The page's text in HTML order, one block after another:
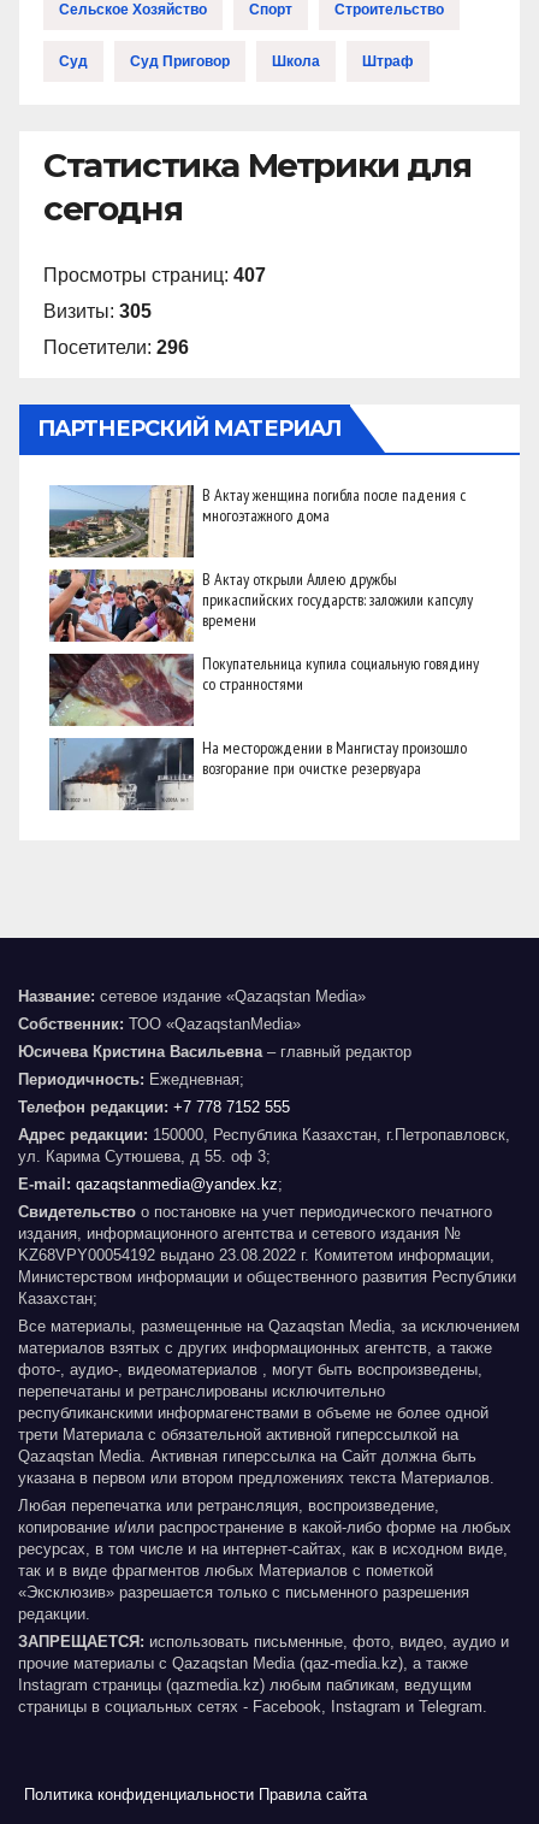
Сельское Хозяйство Спорт Строительство
Суд Суд Приговор Школа Штраф
Статистика Метрики для
сегодня
Просмотры страниц: 407
Визиты: 305
Посетители: 296
ПАРТНЕРСКИЙ МАТЕРИАЛ
В Актау женщина погибла после падения с
многоэтажного дома
В Актау открыли Аллею дружбы
прикаспийских государств: заложили капсулу
времени
Покупательница купила социальную говядину
со странностями
На месторождении в Мангистау произошло
возгорание при очистке резервуара
Название: сетевое издание «Qazaqstan Media»
Собственник: ТОО «QazaqstanMedia»
Юсичева Кристина Васильевна – главный редактор
Периодичность: Ежедневная;
Телефон редакции: +7 778 7152 555
Адрес редакции: 150000, Республика Казахстан, г.Петропавловск,
ул. Карима Сутюшева, д 55. оф 3;
E-mail: qazaqstanmedia@yandex.kz;
Свидетельство о постановке на учет периодического печатного
издания, информационного агентства и сетевого издания №
KZ68VPY00054192 выдано 23.08.2022 г. Комитетом информации,
Министерством информации и общественного развития Республики
Казахстан;
Все материалы, размещенные на Qazaqstan Media, за исключением
материалов взятых с других информационных агентств, а также
фото-, аудио-, видеоматериалов , могут быть воспроизведены,
перепечатаны и ретранслированы исключительно
республиканскими информагенствами в объеме не более одной
трети Материала с обязательной активной гиперссылкой на
Qazaqstan Media. Активная гиперссылка на Сайт должна быть
указана в первом или втором предложениях текста Материалов.
Любая перепечатка или ретрансляция, воспроизведение,
копирование и/или распространение в какой-либо форме на любых
ресурсах, в том числе и на интернет-сайтах, как в исходном виде,
так и в виде фрагментов любых Материалов с пометкой
«Эксклюзив» разрешается только с письменного разрешения
редакции.
ЗАПРЕЩАЕТСЯ: использовать письменные, фото, видео, аудио и
прочие материалы с Qazaqstan Media (qaz-media.kz), а также
Instagram страницы (qazmedia.kz) любым пабликам, ведущим
страницы в социальных сетях - Facebook, Instagram и Telegram.
Политика конфиденциальности Правила сайта